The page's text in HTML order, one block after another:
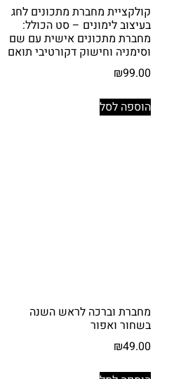
קולקציית מחברת מתכונים לחג
בעיצוב לימונים – סט הכולל:
מחברת מתכונים אישית עם שם
וסימניה וחישוק דקורטיבי תואם
₪99.00
הוספה לסל
מחברת וברכה לראש השנה
בשחור ואפור
₪49.00